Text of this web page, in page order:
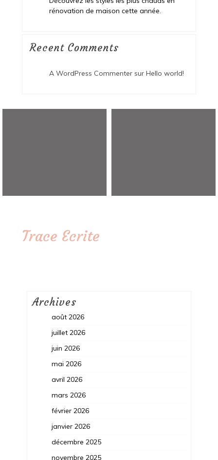
rénovation de maison cette année.
Recent Comments
A WordPress Commentersur Hello world!
Trace Ecrite
Archives
août 2026
juillet 2026
juin 2026
mai 2026
avril 2026
mars 2026
février 2026
janvier 2026
décembre 2025
novembre 2025